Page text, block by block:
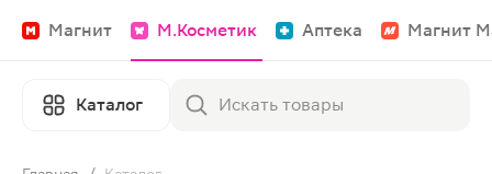
Магнит М.Косметик Аптека Магнит
Каталог